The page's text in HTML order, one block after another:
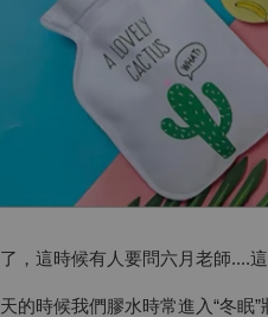
，這時候有人要問六月老師....
的時候我們膠水時常進入“冬眠